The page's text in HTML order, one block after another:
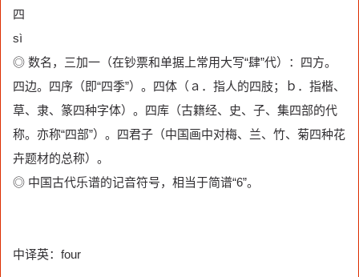
四
sì
◎ 数名，三加一（在钞票和单据上常用大写“肆”代）：四方。
四边。四序（即“四季”）。四体（ａ．指人的四肢；ｂ．指楷、
草、隶、篆四种字体）。四库（古籍经、史、子、集四部的代
称。亦称“四部”）。四君子（中国画中对梅、兰、竹、菊四种花
卉题材的总称）。
◎ 中国古代乐谱的记音符号，相当于简谱“6”。
中译英：four